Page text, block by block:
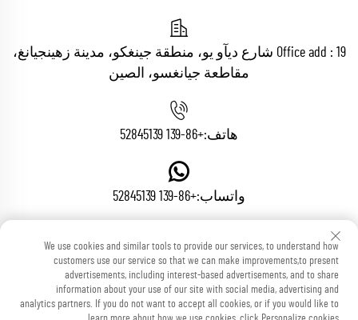
Office add : 19 شارع ديآو يو، منطقة جينغكو، مدينة زهينجيانغ،
مقاطعة جيانغسو، الصين
هاتف:+86-139 52845139
واتساب:+86-139 52845139
البريد الإلكتروني:[email protected]
We use cookies and similar tools to provide our services, to understand how
customers use our service so that we can make improvements,to present
advertisements, including interest-based advertisements, and to share
information about your use of our site with social media, advertising and
analytics partners. If you do not want to accept all cookies, or if you would like to